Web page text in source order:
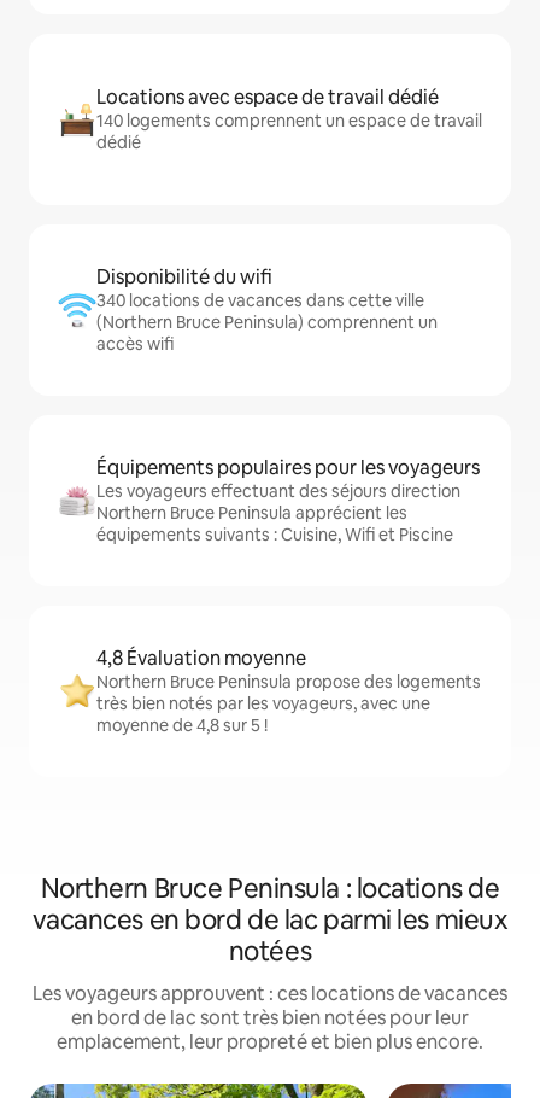
Locations avec espace de travail dédié
140 logements comprennent un espace de travail
dédié
Disponibilité du wifi
340 locations de vacances dans cette ville
(Northern Bruce Peninsula) comprennent un
accès wifi
Équipements populaires pour les voyageurs
Les voyageurs effectuant des séjours direction
Northern Bruce Peninsula apprécient les
équipements suivants : Cuisine, Wifi et Piscine
4,8 Évaluation moyenne
Northern Bruce Peninsula propose des logements
très bien notés par les voyageurs, avec une
moyenne de 4,8 sur 5 !
Northern Bruce Peninsula : locations de
vacances en bord de lac parmi les mieux
notées
Les voyageurs approuvent : ces locations de vacances
en bord de lac sont très bien notées pour leur
emplacement, leur propreté et bien plus encore.